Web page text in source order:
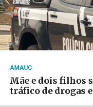
AMAUC
Mãe e dois filhos
tráfico de drogas